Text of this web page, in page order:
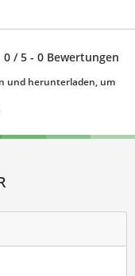
0 / 5 - 0 Bewertungen
und herunterladen, um